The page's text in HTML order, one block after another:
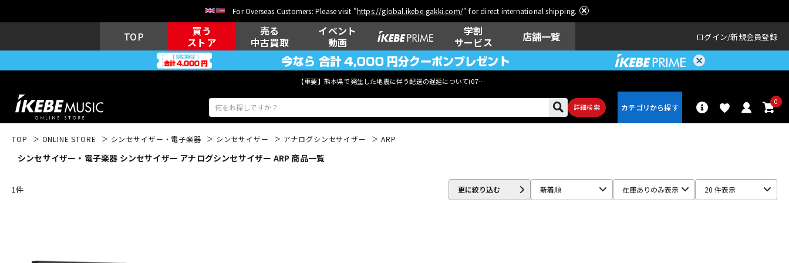
For Overseas Customers: Please visit "https://global.ikebe-gakki.com/" for direct international shipping.
TOP
買う
ストア
売る
中古買取
イベント
動画
学割
サービス
店舗一覧 ログイン 新規会員登録
【重要】熊本県で発生した地震に伴う配送の遅延について(07月29日
詳細検索
0
アコギ/エレ
TOP ONLINE STORE シンセサイザー・電子楽器 シンセサイザー アナログシンセサイザー ARP
シンセサイザー・電子楽器 シンセサイザー アナログシンセサイザー ARP 商品一覧
1件 更に絞り込む 新着順 在庫ありのみ表示 20 件表示